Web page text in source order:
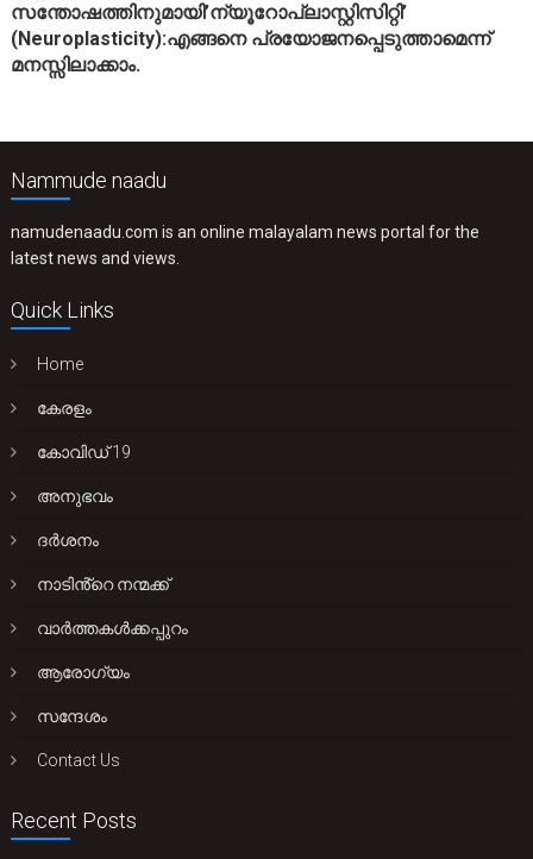
സന്തോഷത്തിനുമായി’ന്യൂറോപ്ലാസ്റ്റിസിറ്റി’
(Neuroplasticity):എങ്ങനെ പ്രയോജനപ്പെടുത്താമെന്ന്
മനസ്സിലാക്കാം.
Nammude naadu
namudenaadu.com is an online malayalam news portal for the
latest news and views.
Quick Links
Home
കേരളം
കോവിഡ് 19
അനുഭവം
ദർശനം
നാടിൻ്റെ നന്മക്ക്
വാർത്തകൾക്കപ്പുറം
ആരോഗ്യം
സന്ദേശം
Contact Us
Recent Posts